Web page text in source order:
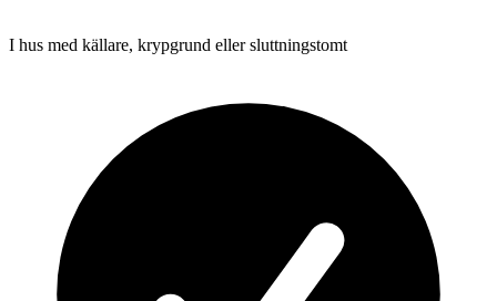
I hus med källare, krypgrund eller sluttningstomt